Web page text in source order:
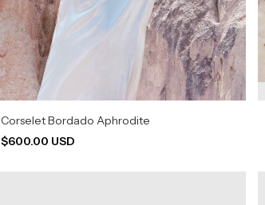
Corselet Bordado Aphrodite
$600.00 USD